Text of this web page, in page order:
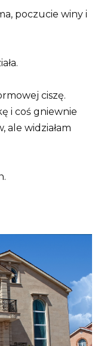
poczucie winy i
ciszę.
i coś gniewnie
ale widziałam